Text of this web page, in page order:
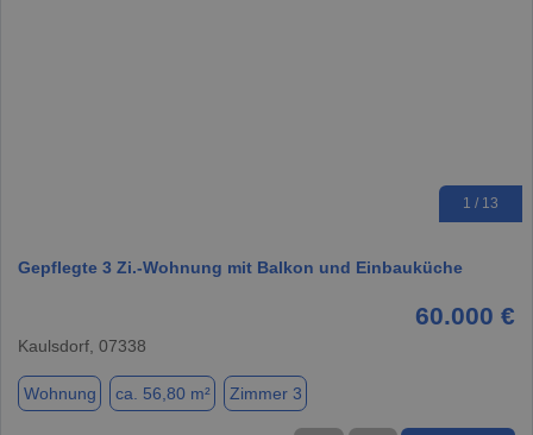
1 / 13
Gepflegte 3 Zi.-Wohnung mit Balkon und Einbauküche
60.000 €
Kaulsdorf, 07338
Wohnung ca. 56,80 m² Zimmer 3